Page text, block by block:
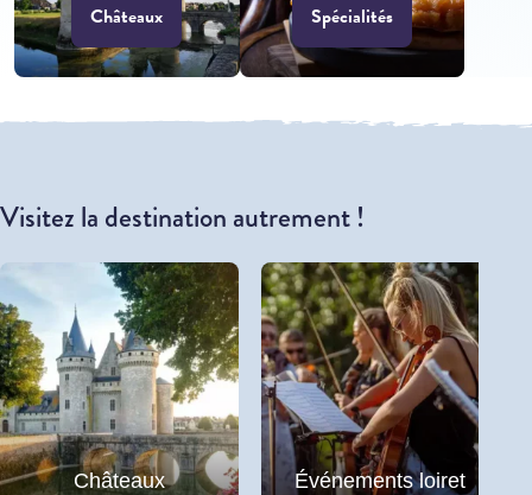
Châteaux Spécialités
Visitez la destination autrement !
Châteaux Événements loiret